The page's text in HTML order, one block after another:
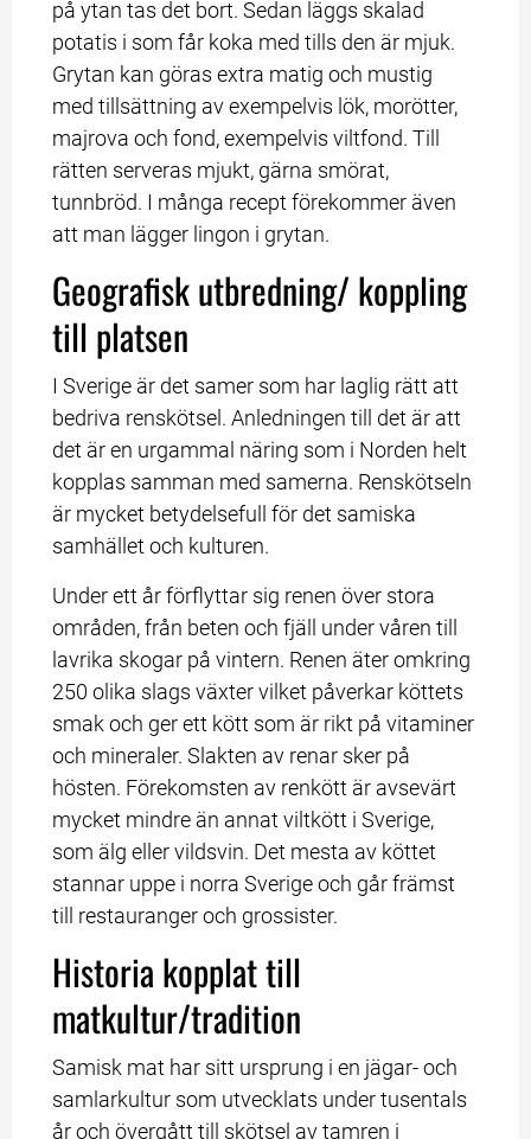
på ytan tas det bort. Sedan läggs skalad
potatis i som får koka med tills den är mjuk.
Grytan kan göras extra matig och mustig
med tillsättning av exempelvis lök, morötter,
majrova och fond, exempelvis viltfond. Till
rätten serveras mjukt, gärna smörat,
tunnbröd. I många recept förekommer även
att man lägger lingon i grytan.
Geografisk utbredning/ koppling
till platsen
I Sverige är det samer som har laglig rätt att
bedriva renskötsel. Anledningen till det är att
det är en urgammal näring som i Norden helt
kopplas samman med samerna. Renskötseln
är mycket betydelsefull för det samiska
samhället och kulturen.
Under ett år förflyttar sig renen över stora
områden, från beten och fjäll under våren till
lavrika skogar på vintern. Renen äter omkring
250 olika slags växter vilket påverkar köttets
smak och ger ett kött som är rikt på vitaminer
och mineraler. Slakten av renar sker på
hösten. Förekomsten av renkött är avsevärt
mycket mindre än annat viltkött i Sverige,
som älg eller vildsvin. Det mesta av köttet
stannar uppe i norra Sverige och går främst
till restauranger och grossister.
Historia kopplat till
matkultur/tradition
Samisk mat har sitt ursprung i en jägar- och
samlarkultur som utvecklats under tusentals
år och övergått till skötsel av tamren i